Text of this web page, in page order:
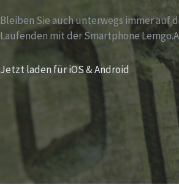
Bleiben Sie auch unterwegs immer auf
Laufenden mit der Smartphone
Jetzt laden für iOS & Android